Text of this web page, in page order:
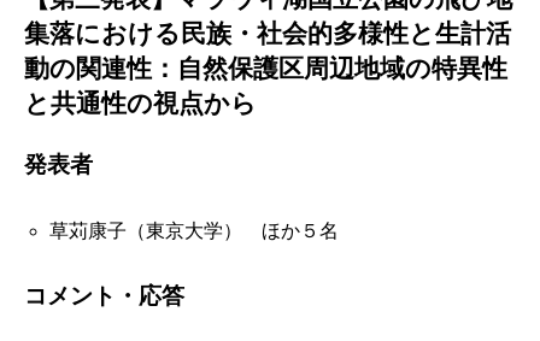
集落における民族・社会的多様性と生計活
動の関連性：自然保護区周辺地域の特異性
と共通性の視点から
発表者
草苅康子（東京大学） ほか５名
コメント・応答